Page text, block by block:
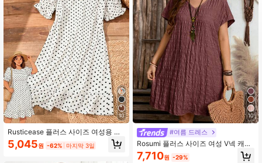
4.80 18K 팔로워
4.80 18K 팔로워
4.80 18K 팔로워
10
Rusticease 플러스 사이즈 여성용 봄
캐주얼 휴가용 브라운 폴카 도트 러플
퍼프 슬리브 드레스
5,045원 -62% 마지막 3일
10
#여름 드레스
Rosumi 플러스 사이즈 여성 V넥 캐주
얼 파티 드레스
7,710원 -29%